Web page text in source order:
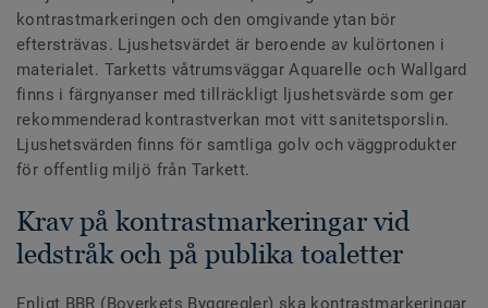
kontrastmarkeringen och den omgivande ytan bör
eftersträvas. Ljushetsvärdet är beroende av kulörtonen i
materialet. Tarketts våtrumsväggar Aquarelle och Wallgard
finns i färgnyanser med tillräckligt ljushetsvärde som ger
rekommenderad kontrastverkan mot vitt sanitetsporslin.
Ljushetsvärden finns för samtliga golv och väggprodukter
för offentlig miljö från Tarkett.
Krav på kontrastmarkeringar vid
ledstråk och på publika toaletter
Enligt BBR (Boverkets Byggregler) ska kontrastmarkeringar